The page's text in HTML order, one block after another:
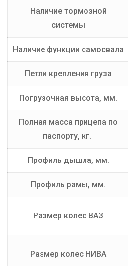
Наличие тормозной
системы
Наличие функции самосвала
Петли крепления груза
Погрузочная высота, мм.
Полная масса прицепа по
паспорту, кг.
Профиль дышла, мм.
Профиль рамы, мм.
Размер колес ВАЗ
Размер колес НИВА